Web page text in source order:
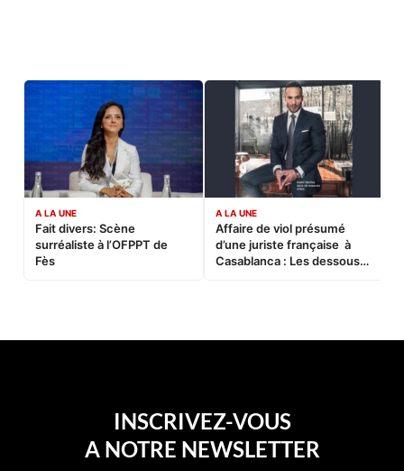
A LA UNE
Fait divers: Scène
surréaliste à l’OFPPT de
Fès
A LA UNE
Affaire de viol présumé
d’une juriste française à
Casablanca : Les dessous
INSCRIVEZ-VOUS
A NOTRE NEWSLETTER